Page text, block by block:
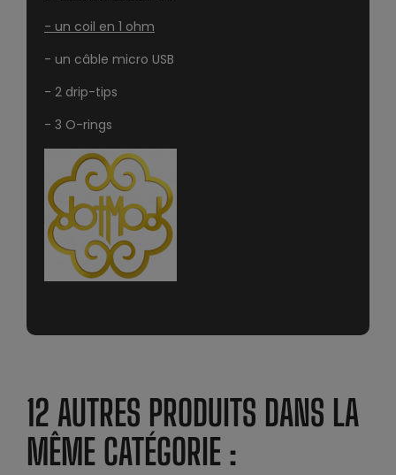
- un coil en 1 ohm
- un câble micro USB
- 2 drip-tips
- 3 O-rings
12 AUTRES PRODUITS DANS LA
MÊME CATÉGORIE :